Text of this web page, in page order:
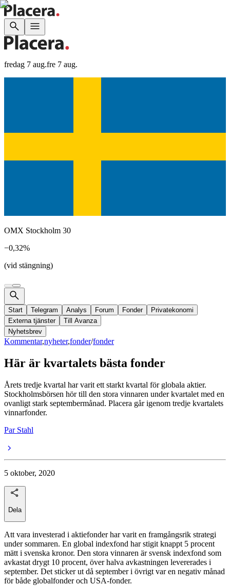
fredag 7 aug.fre 7 aug.
OMX Stockholm 30
−0,32%
(vid stängning)
Start Telegram Analys Forum Fonder
Privatekonomi
Externa tjänster
Till Avanza
Nyhetsbrev
Kommentar,nyheter,fonder/fonder
Här är kvartalets bästa fonder
Årets tredje kvartal har varit ett starkt kvartal för globala aktier.
Stockholmsbörsen hör till den stora vinnaren under kvartalet med en
ovanligt stark septembermånad. Placera går igenom tredje kvartalets
vinnarfonder.
Par Stahl
5 oktober, 2020
Dela
Att vara investerad i aktiefonder har varit en framgångsrik strategi
under sommaren. En global indexfond har stigit knappt 5 procent
mätt i svenska kronor. Den stora vinnaren är svensk indexfond som
avkastat drygt 10 procent, över halva avkastningen levererades i
september. Det sticker ut då september i övrigt var en negativ månad
för både globalfonder och USA-fonder.